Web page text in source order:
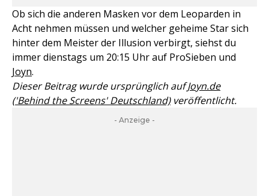
Ob sich die anderen Masken vor dem Leoparden in
Acht nehmen müssen und welcher geheime Star sich
hinter dem Meister der Illusion verbirgt, siehst du
immer dienstags um 20:15 Uhr auf ProSieben und
Joyn.
Dieser Beitrag wurde ursprünglich aufJoyn.de
('Behind the Screens' Deutschland)veröffentlicht.
- Anzeige -